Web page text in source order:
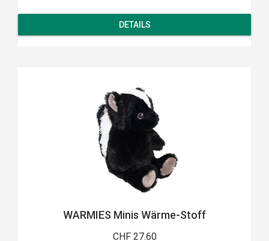
DETAILS
WARMIES Minis Wärme-Stoff
CHF 27.60